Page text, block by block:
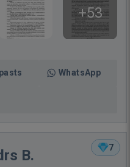
+53
WhatsApp
7
B.